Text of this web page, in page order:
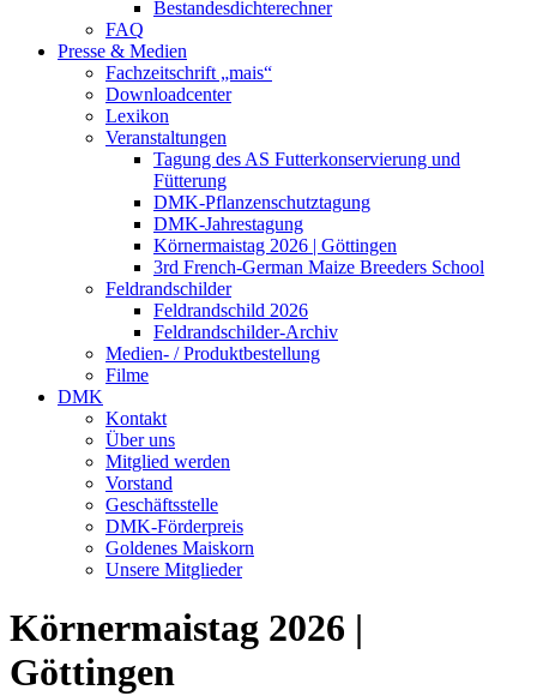
Bestandesdichterechner
FAQ
Presse & Medien
Fachzeitschrift „mais“
Downloadcenter
Lexikon
Veranstaltungen
Tagung des AS Futterkonservierung und
Fütterung
DMK-Pflanzenschutztagung
DMK-Jahrestagung
Körnermaistag 2026 | Göttingen
3rd French-German Maize Breeders School
Feldrandschilder
Feldrandschild 2026
Feldrandschilder-Archiv
Medien- / Produktbestellung
Filme
DMK
Kontakt
Über uns
Mitglied werden
Vorstand
Geschäftsstelle
DMK-Förderpreis
Goldenes Maiskorn
Unsere Mitglieder
Körnermaistag 2026 |
Göttingen